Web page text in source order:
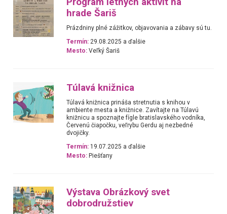
hrade Šariš
Prázdniny plné zážitkov, objavovania a zábavy sú tu.
Termín: 29.08.2025 a ďalšie
Mesto: Veľký Šariš
Túlavá knižnica
Túlavá knižnica prináša stretnutia s knihou v
ambiente mesta a knižnice. Zavítajte na Túlavú
knižnicu a spoznajte fígle bratislavského vodníka,
Červenú čiapočku, veľrybu Gerdu aj nezbedné
dvojičky.
Termín: 19.07.2025 a ďalšie
Mesto: Piešťany
Výstava Obrázkový svet
dobrodružstiev